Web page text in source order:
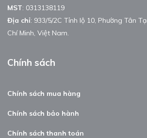
MST: 0313138119
Địa chỉ: 933/5/2C Tỉnh lộ 10, Phường Tân
Chí Minh, Việt Nam.
Chính sách
Chính sách mua hàng
Chính sách bảo hành
Chính sách thanh toán